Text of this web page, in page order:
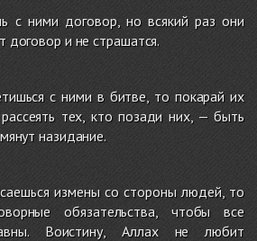
с ними договор, но всякий раз они
договор и не страшатся.
с ними в битве, то покарай их
тех, кто позади них, — быть
назидание.
измены со стороны людей, то
обязательства, чтобы все
Воистину, Аллах не любит